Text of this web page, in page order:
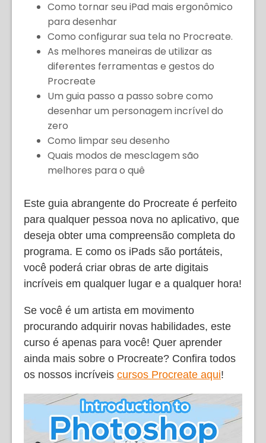
Como tornar seu iPad mais ergonômico
para desenhar
Como configurar sua tela no Procreate.
As melhores maneiras de utilizar as
diferentes ferramentas e gestos do
Procreate
Um guia passo a passo sobre como
desenhar um personagem incrível do
zero
Como limpar seu desenho
Quais modos de mesclagem são
melhores para o quê
Este guia abrangente do Procreate é perfeito
para qualquer pessoa nova no aplicativo, que
deseja obter uma compreensão completa do
programa. E como os iPads são portáteis,
você poderá criar obras de arte digitais
incríveis em qualquer lugar e a qualquer hora!
Se você é um artista em movimento
procurando adquirir novas habilidades, este
curso é apenas para você! Quer aprender
ainda mais sobre o Procreate? Confira todos
os nossos incríveis cursos Procreate aqui!